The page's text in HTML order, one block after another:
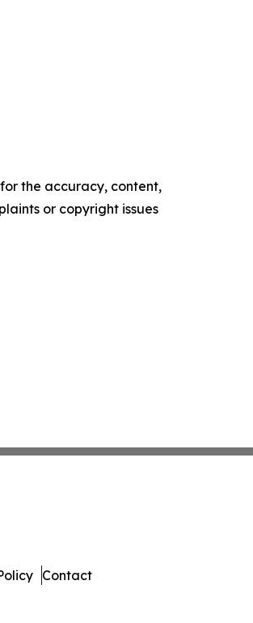
the accuracy, content,
or copyright issues
Contact